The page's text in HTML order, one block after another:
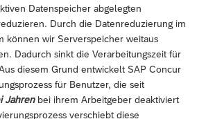
Datenspeicher abgelegten
Durch die Datenreduzierung im
können wir Serverspeicher weitaus
Dadurch sinkt die Verarbeitungszeit für
diesem Grund entwickelt SAP Concur
für Benutzer, die seit
Jahrenbei ihrem Arbeitgeber deaktiviert
verschiebt diese